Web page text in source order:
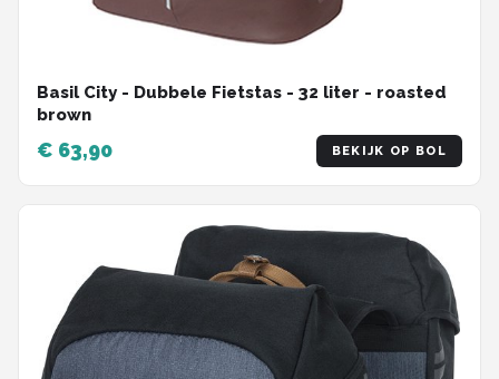
Basil City - Dubbele Fietstas - 32 liter - roasted
brown
€ 63,90 BEKIJK OP BOL